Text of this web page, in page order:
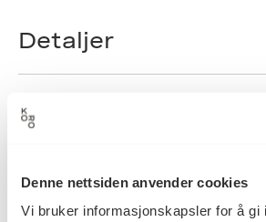
Denne nettsiden anvender cookies
Vi bruker informasjonskapsler for å gi
Detaljer
Datering
Kunstner Per Inge Bjørlo